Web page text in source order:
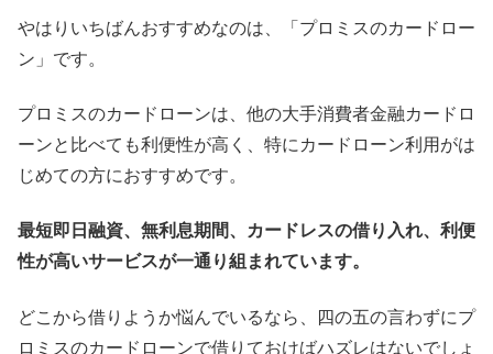
やはりいちばんおすすめなのは、「プロミスのカードロー
ン」です。
プロミスのカードローンは、他の大手消費者金融カードロ
ーンと比べても利便性が高く、特にカードローン利用がは
じめての方におすすめです。
最短即日融資、無利息期間、カードレスの借り入れ、利便
性が高いサービスが一通り組まれています。
どこから借りようか悩んでいるなら、四の五の言わずにプ
ロミスのカードローンで借りておけばハズレはないでしょ